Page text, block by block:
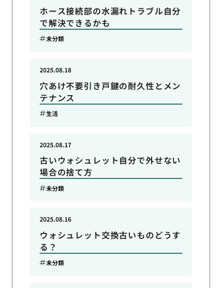
ホース接続部の水漏れトラブル自分
で解決できるかも
未分類
穴あけ不要引き戸鍵の耐久性とメン
テナンス
2025.08.18
生活
古いウォシュレット自分で外せない
場合の捨て方
2025.08.17
未分類
ウォシュレット交換古いものどうす
る？
2025.08.16
未分類